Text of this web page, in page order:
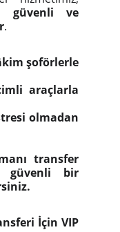
güvenli ve
.
şoförlerle
araçlarla
olmadan
transfer
güvenli bir
İçin VIP